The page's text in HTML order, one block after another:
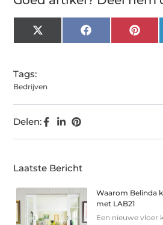
X
(Twitter)
Facebook
Tags:
Bedrijven
Delen:
Laatste Bericht
Waarom Belinda
met LAB21
Een nieuwe vloer